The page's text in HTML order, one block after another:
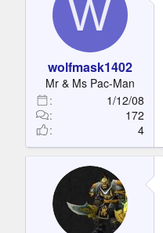
W
wolfmask1402
Mr & Ms Pac-Man
1/12/08
172
4